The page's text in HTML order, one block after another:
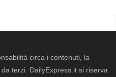
circa i contenuti, la
terzi. DailyExpress.it si riserva